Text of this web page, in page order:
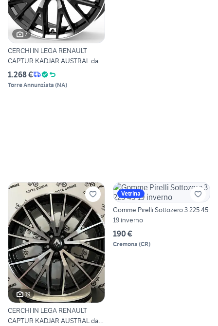
7
CERCHI IN LEGA RENAULT
CAPTUR KADJAR AUSTRAL da
20
1.268 €
Torre Annunziata (NA)
19
CERCHI IN LEGA RENAULT
CAPTUR KADJAR AUSTRAL da
Vetrina
Gomme Pirelli Sottozero 3 225 45
19 inverno
190 €
Cremona (CR)